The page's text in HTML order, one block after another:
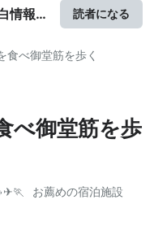
情報
読者になる
食べ御堂筋を歩く
べ御堂筋を歩
お薦めの宿泊施設